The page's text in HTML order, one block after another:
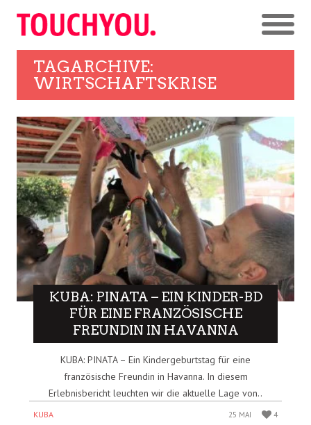
TAGARCHIVE:
WIRTSCHAFTSKRISE
KUBA: PINATA – EIN KINDER-BD
FÜR EINE FRANZÖSISCHE
FREUNDIN IN HAVANNA
KUBA: PINATA – Ein Kindergeburtstag für eine
französische Freundin in Havanna. In diesem
Erlebnisbericht leuchten wir die aktuelle Lage von..
KUBA 25 MAI 4